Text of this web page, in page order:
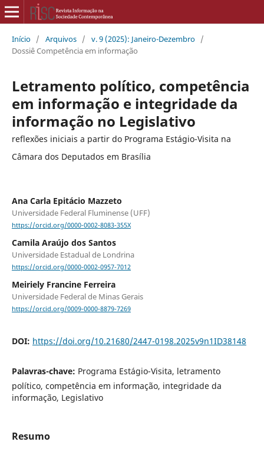
Início / Arquivos / v. 9 (2025): Janeiro-Dezembro /
Dossiê Competência em informação
Letramento político, competência
em informação e integridade da
informação no Legislativo
reflexões iniciais a partir do Programa Estágio-Visita na
Câmara dos Deputados em Brasília
Ana Carla Epitácio Mazzeto
Universidade Federal Fluminense (UFF)
https://orcid.org/0000-0002-8083-355X
Camila Araújo dos Santos
Universidade Estadual de Londrina
https://orcid.org/0000-0002-0957-7012
Meiriely Francine Ferreira
Universidade Federal de Minas Gerais
https://orcid.org/0009-0000-8879-7269
DOI: https://doi.org/10.21680/2447-0198.2025v9n1ID38148
Palavras-chave: Programa Estágio-Visita, letramento
político, competência em informação, integridade da
informação, Legislativo
Resumo